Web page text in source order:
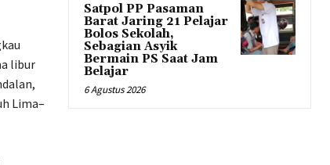
libur
Lima–
Satpol PP Pasaman
Barat Jaring 21 Pelajar
Bolos Sekolah,
Sebagian Asyik
Bermain PS Saat Jam
Belajar
6 Agustus 2026